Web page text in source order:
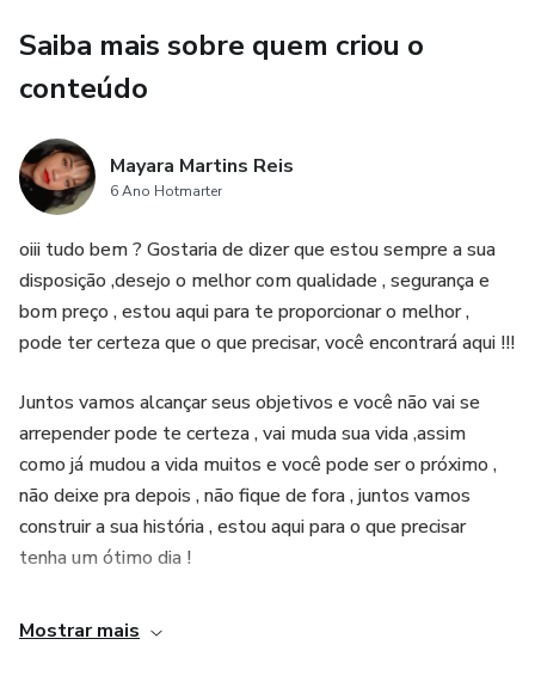
Saiba mais sobre quem criou o
conteúdo
Mayara Martins Reis
6 Ano Hotmarter
oiii tudo bem ? Gostaria de dizer que estou sempre a sua
disposição ,desejo o melhor com qualidade , segurança e
bom preço , estou aqui para te proporcionar o melhor ,
pode ter certeza que o que precisar, você encontrará aqui !!!
Juntos vamos alcançar seus objetivos e você não vai se
arrepender pode te certeza , vai muda sua vida ,assim
como já mudou a vida muitos e você pode ser o próximo ,
não deixe pra depois , não fique de fora , juntos vamos
construir a sua história , estou aqui para o que precisar
tenha um ótimo dia !
Mostrar mais